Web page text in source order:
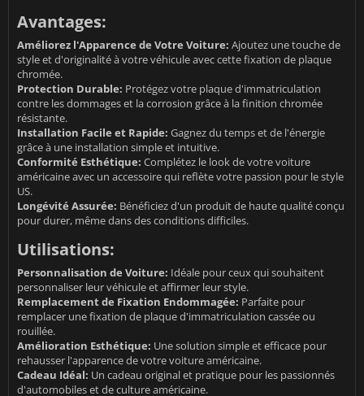
Avantages:
Améliorez l'Apparence de Votre Voiture: Ajoutez une touche de
style et d'originalité à votre véhicule avec cette fixation de plaque
chromée.
Protection Durable: Protégez votre plaque d'immatriculation
contre les dommages et la corrosion grâce à la finition chromée
résistante.
Installation Facile et Rapide: Gagnez du temps et de l'énergie
grâce à une installation simple et intuitive.
Conformité Esthétique: Complétez le look de votre voiture
américaine avec un accessoire qui reflète votre passion pour le style
US.
Longévité Assurée: Bénéficiez d'un produit de haute qualité conçu
pour durer, même dans des conditions difficiles.
Utilisations:
Personnalisation de Voiture: Idéale pour ceux qui souhaitent
personnaliser leur véhicule et affirmer leur style.
Remplacement de Fixation Endommagée: Parfaite pour
remplacer une fixation de plaque d'immatriculation cassée ou
rouillée.
Amélioration Esthétique: Une solution simple et efficace pour
rehausser l'apparence de votre voiture américaine.
Cadeau Idéal: Un cadeau original et pratique pour les passionnés
d'automobiles et de culture américaine.